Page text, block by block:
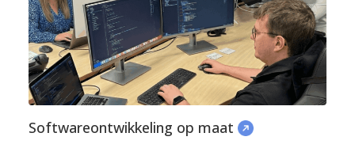
Softwareontwikkeling op maat